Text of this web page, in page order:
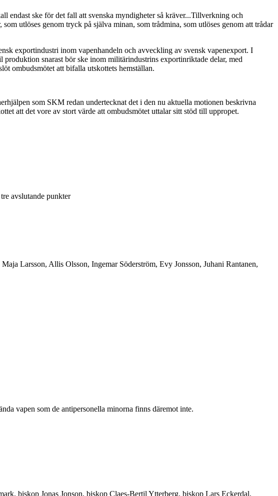
ske för det fall att svenska myndigheter så kräver...Tillverkning och
utlöses genom tryck på själva minan, som trådmina, som utlöses genom att trådar
exportindustri inom vapenhandeln och avveckling av svensk vapenexport. I
snarast bör ske inom militärindustrins exportinriktade delar, med
ombudsmötet att bifalla utskottets hemställan.
som SKM redan undertecknat det i den nu aktuella motionen beskrivna
att det vore av stort värde att ombudsmötet uttalar sitt stöd till uppropet.
avslutande punkter
Larsson, Allis Olsson, Ingemar Söderström, Evy Jonsson, Juhani Rantanen,
vapen som de antipersonella minorna finns däremot inte.
biskop Jonas Jonson, biskop Claes-Bertil Ytterberg, biskop Lars Eckerdal,